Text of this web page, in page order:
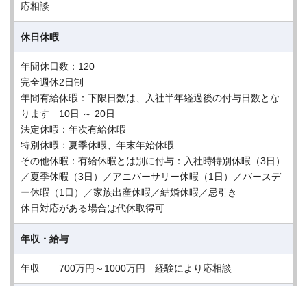
応相談
休日休暇
年間休日数：120
完全週休2日制
年間有給休暇：下限日数は、入社半年経過後の付与日数とな
ります 10日 ～ 20日
法定休暇：年次有給休暇
特別休暇：夏季休暇、年末年始休暇
その他休暇：有給休暇とは別に付与：入社時特別休暇（3日）
／夏季休暇（3日）／アニバーサリー休暇（1日）／バースデ
ー休暇（1日）／家族出産休暇／結婚休暇／忌引き
休日対応がある場合は代休取得可
年収・給与
年収 700万円～1000万円 経験により応相談